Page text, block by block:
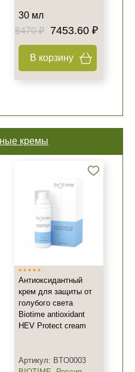
30 мл
8470 ₽
7453.60 ₽
В корзину
кремы
Антиоксидантный
крем для защиты от
голубого света
Biotime antioxidant
HEV Protect cream
Артикул: BTO0003